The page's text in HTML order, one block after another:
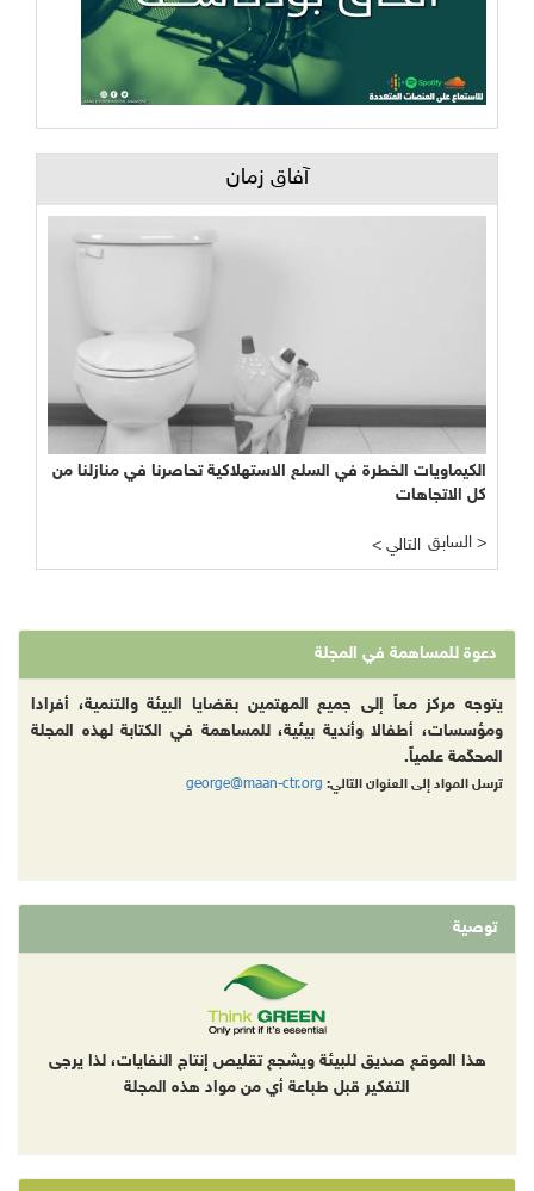
آفاق زمان
الكيماويات الخطرة في السلع الاستهلاكية تحاصرنا في منازلنا من
كل الاتجاهات
< التالي السابق >
دعوة للمساهمة في المجلة
يتوجه مركز معاً إلى جميع المهتمين بقضايا البيئة والتنمية، أفرادا
ومؤسسات، أطفالا وأندية بيئية، للمساهمة في الكتابة لهذه المجلة
المحكّمة علمياً.
ترسل المواد إلى العنوان التالي: george@maan-ctr.org
توصية
هذا الموقع صديق للبيئة ويشجع تقليص إنتاج النفايات، لذا يرجى
التفكير قبل طباعة أي من مواد هذه المجلة